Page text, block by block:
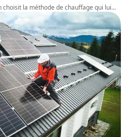
choisit la méthode de chauffage qui lui…